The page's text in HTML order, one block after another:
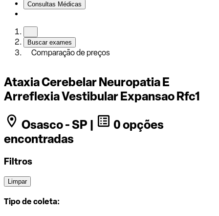
Consultas Médicas
Buscar exames
Comparação de preços
Ataxia Cerebelar Neuropatia E
Arreflexia Vestibular Expansao Rfc1
Osasco - SP |
0 opções
encontradas
Filtros
Limpar
Tipo de coleta: